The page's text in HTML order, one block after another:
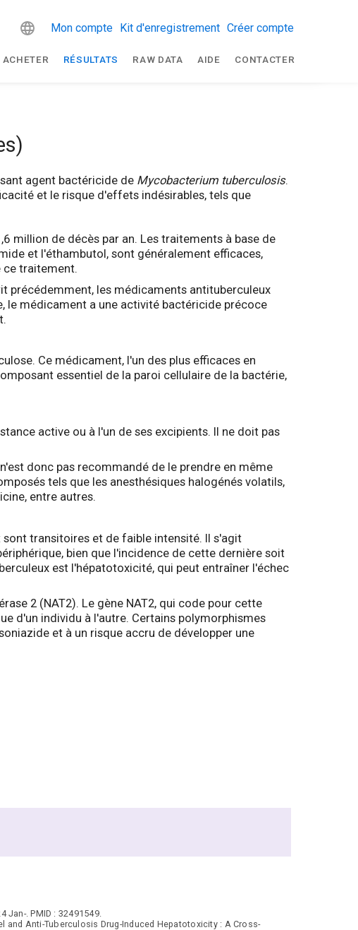
Mon compte Kit d'enregistrement Créer compte
ACHETER RÉSULTATS RAW DATA AIDE CONTACTER
agent bactéricide de Mycobacterium tuberculosis.
et le risque d'effets indésirables, tels que
million de décès par an. Les traitements à base de
et l'éthambutol, sont généralement efficaces,
ce traitement.
précédemment, les médicaments antituberculeux
le médicament a une activité bactéricide précoce
Ce médicament, l'un des plus efficaces en
essentiel de la paroi cellulaire de la bactérie,
active ou à l'un de ses excipients. Il ne doit pas
donc pas recommandé de le prendre en même
tels que les anesthésiques halogénés volatils,
entre autres.
transitoires et de faible intensité. Il s'agit
bien que l'incidence de cette dernière soit
est l'hépatotoxicité, qui peut entraîner l'échec
2 (NAT2). Le gène NAT2, qui code pour cette
d'un individu à l'autre. Certains polymorphismes
et à un risque accru de développer une
Jan-. PMID : 32491549.
Anti-Tuberculosis Drug-Induced Hepatotoxicity : A Cross-